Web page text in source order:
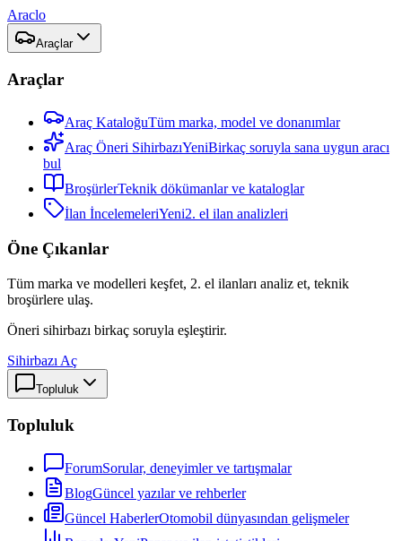
Araclo
Araçlar
Araçlar
Araç KataloğuTüm marka, model ve donanımlar
Araç Öneri SihirbazıYeniBirkaç soruyla sana uygun aracı
bul
BroşürlerTeknik dökümanlar ve kataloglar
İlan İncelemeleriYeni2. el ilan analizleri
Öne Çıkanlar
Tüm marka ve modelleri keşfet, 2. el ilanları analiz et, teknik
broşürlere ulaş.
Öneri sihirbazı birkaç soruyla eşleştirir.
Sihirbazı Aç
Topluluk
Topluluk
ForumSorular, deneyimler ve tartışmalar
BlogGüncel yazılar ve rehberler
Güncel HaberlerOtomobil dünyasından gelişmeler